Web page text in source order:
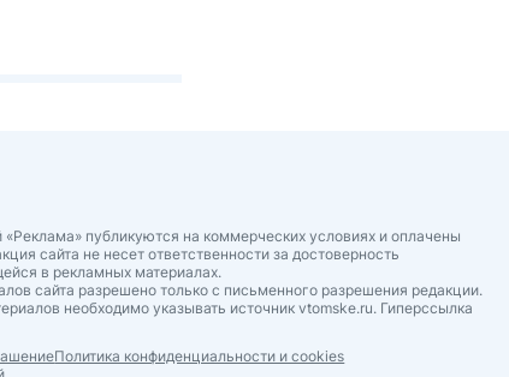
публикуются на коммерческих условиях и оплачены
сайта не несет ответственности за достоверность
в рекламных материалах.
сайта разрешено только с письменного разрешения редакции.
необходимо указывать источник vtomske.ru. Гиперссылка
Политика конфиденциальности и cookies